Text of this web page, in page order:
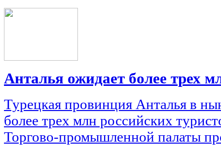
Анталья ожидает более трех
Турецкая провинция Анталья в
более трех млн российских
Торгово-промышленной палаты